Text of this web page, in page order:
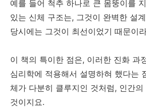
예를 들어 척추 하나로 큰 몸뚱이를
있는 신체 구조는, 그것이 완벽한 설
당시에는 그것이 최선이었기 때문이
이 책의 특이한 점은, 이러한 진화 과
심리학에 적용해서 설명하혀 했다는
체가 다분히 클루지인 것처럼, 인간
것이지요.